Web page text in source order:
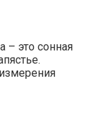
– это сонная